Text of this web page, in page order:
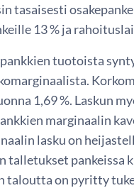
tasaisesti
13 % ja
tuotoista
1,69 %. Laskun
marginaalin
lasku on
talletukset pankeissa
taloutta on pyritty